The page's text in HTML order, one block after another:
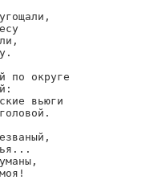
по округе
вьюги